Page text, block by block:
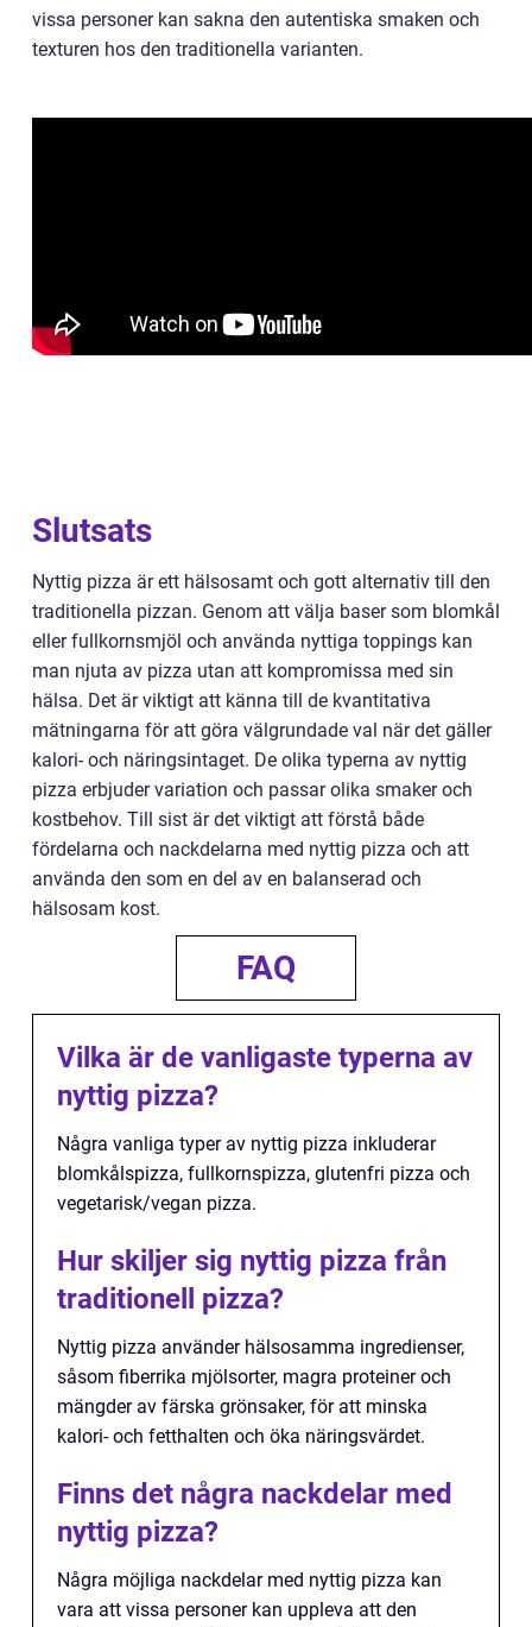
vissa personer kan sakna den autentiska smaken och
texturen hos den traditionella varianten.
Slutsats
Nyttig pizza är ett hälsosamt och gott alternativ till den
traditionella pizzan. Genom att välja baser som blomkål
eller fullkornsmjöl och använda nyttiga toppings kan
man njuta av pizza utan att kompromissa med sin
hälsa. Det är viktigt att känna till de kvantitativa
mätningarna för att göra välgrundade val när det gäller
kalori- och näringsintaget. De olika typerna av nyttig
pizza erbjuder variation och passar olika smaker och
kostbehov. Till sist är det viktigt att förstå både
fördelarna och nackdelarna med nyttig pizza och att
använda den som en del av en balanserad och
hälsosam kost.
FAQ
Vilka är de vanligaste typerna av
nyttig pizza?
Några vanliga typer av nyttig pizza inkluderar
blomkålspizza, fullkornspizza, glutenfri pizza och
vegetarisk/vegan pizza.
Hur skiljer sig nyttig pizza från
traditionell pizza?
Nyttig pizza använder hälsosamma ingredienser,
såsom fiberrika mjölsorter, magra proteiner och
mängder av färska grönsaker, för att minska
kalori- och fetthalten och öka näringsvärdet.
Finns det några nackdelar med
nyttig pizza?
Några möjliga nackdelar med nyttig pizza kan
vara att vissa personer kan uppleva att den